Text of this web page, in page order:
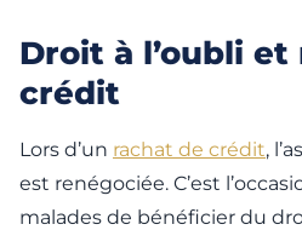
Droit à l’oubli et
crédit
Lors d’un rachat de crédit,
est renégociée. C’est
malades de bénéficier du